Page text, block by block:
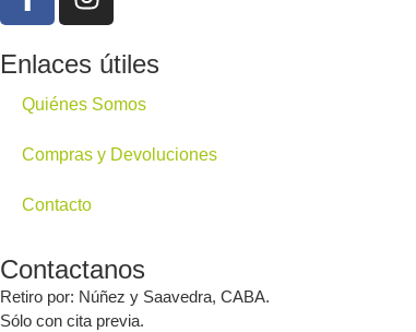
Enlaces útiles
Quiénes Somos
Compras y Devoluciones
Contacto
Contactanos
Retiro por: Núñez y Saavedra, CABA.
Sólo con cita previa.